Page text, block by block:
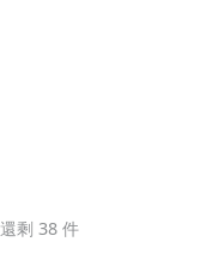
還剩 38 件